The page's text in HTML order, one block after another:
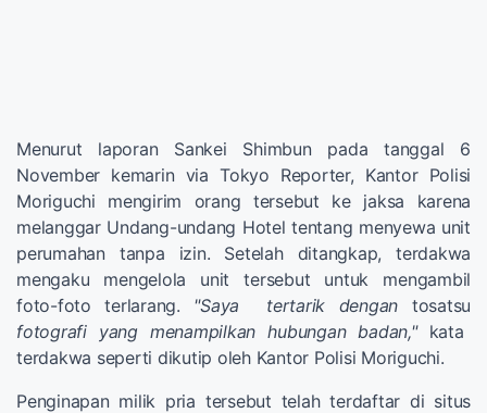
Menurut laporan Sankei Shimbun pada tanggal 6
November kemarin via Tokyo Reporter, Kantor Polisi
Moriguchi mengirim orang tersebut ke jaksa karena
melanggar Undang-undang Hotel tentang menyewa unit
perumahan tanpa izin. Setelah ditangkap, terdakwa
mengaku mengelola unit tersebut untuk mengambil
foto-foto terlarang. "Saya tertarik dengan tosatsu
fotografi yang menampilkan hubungan badan,"kata
terdakwa seperti dikutip oleh Kantor Polisi Moriguchi.
Penginapan milik pria tersebut telah terdaftar di situs